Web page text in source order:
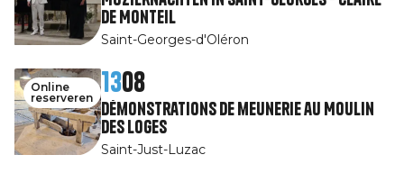
de Monteil
Saint-Georges-d'Oléron
Online
reserveren
1308
Démonstrations de meunerie au Moulin
des Loges
Saint-Just-Luzac